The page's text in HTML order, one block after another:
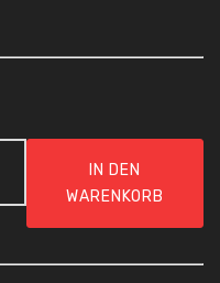
IN DEN
WARENKORB